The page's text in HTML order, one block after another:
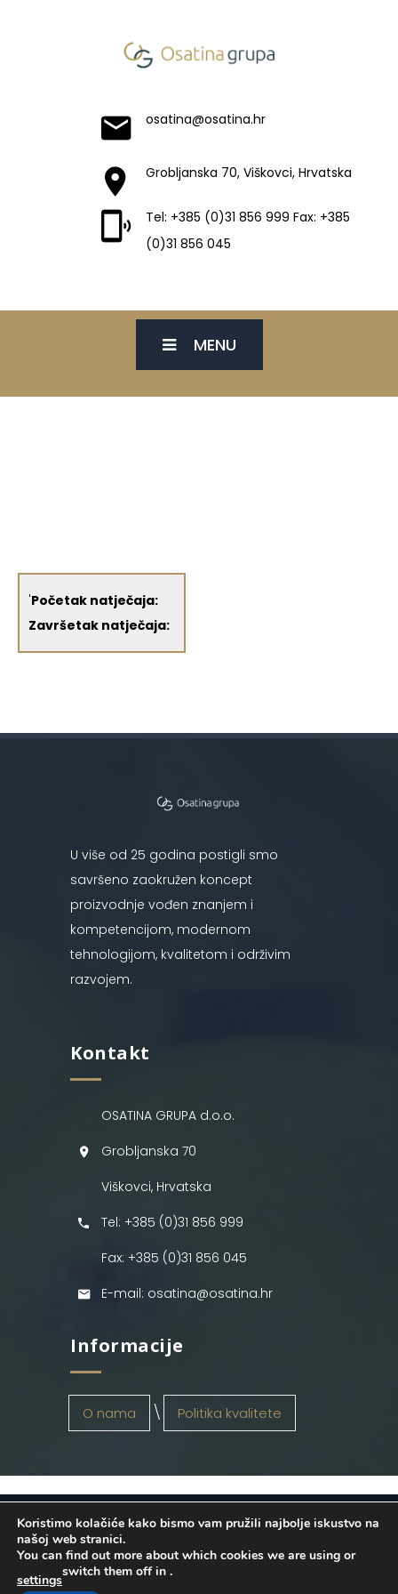
osatina@osatina.hr
Grobljanska 70, Viškovci, Hrvatska
Tel: +385 (0)31 856 999 Fax: +385
(0)31 856 045
MENU
'Početak natječaja:
Završetak natječaja:
U više od 25 godina postigli smo
savršeno zaokružen koncept
proizvodnje vođen znanjem i
kompetencijom, modernom
tehnologijom, kvalitetom i održivim
razvojem.
Kontakt
OSATINA GRUPA d.o.o.
Grobljanska 70
Viškovci, Hrvatska
Tel: +385 (0)31 856 999
Fax: +385 (0)31 856 045
E-mail: osatina@osatina.hr
Informacije
O nama Politika kvalitete
OSATINA GRUPA d.o.o. 2026
. Configured
byINFOS Osijek. Sva prava pridržana.
Koristimo kolačiće kako bismo vam pružili najbolje iskustvo na
našoj web stranici.
You can find out more about which cookies we are using or
switch them off in
settings
.